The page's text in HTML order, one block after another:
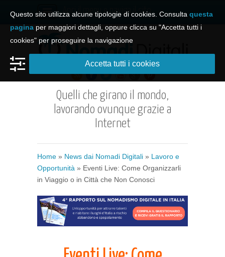
Apri il menu e naviga il sito
Quelli che girano il mondo,
lavorando ovunque grazie a
Internet
Home » News dai Nomadi Digitali » Lavoro e
Opportunità » Eventi Live: Come Organizzarli
in Viaggio o in Città che Non Conosci
Questo sito utilizza alcune tipologie di cookies. Consulta questa
pagina per maggiori dettagli, oppure clicca su "Accetta tutti i
cookies" per proseguire la navigazione
Accetta tutti i cookies